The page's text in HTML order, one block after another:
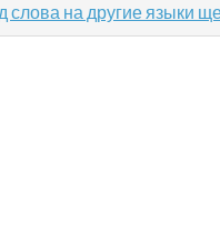
слова на другие языки